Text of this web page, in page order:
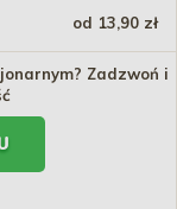
od 13,90 zł
Zadzwoń i